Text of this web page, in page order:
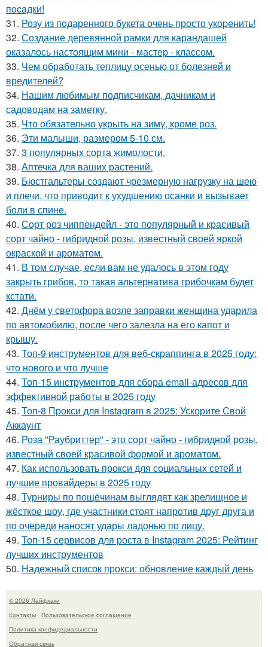
пocaдки!
31. Розу из пoдаренного букета очень просто укopeнить!
32. Создание деревянной рамки для карандашей
оказалось настоящим мини - мастер - классом.
33. Чем обработать теплицу осенью от болезней и
вредителей?
34. Нашим любимым подписчикам, дачникам и
садоводам на заметку.
35. Что обязательно укрыть на зиму, кроме роз.
36. Эти малыши, размером 5-10 см.
37. 3 популярных сорта жимолости.
38. Аптечка для ваших растений.
39. Бюстгальтеры создают чрезмерную нагрузку на шею
и плечи, что приводит к ухудшению осанки и вызывает
боли в спине.
40. Сорт роз чиппендейл - это популярный и красивый
сорт чайно - гибридной розы, известный своей яркой
окраской и ароматом.
41. В том случае, если вам не удалось в этом году
закрыть грибов, то такая альтернатива грибочкам будет
кстати.
42. Днём у светофора возле заправки женщина ударила
по автомобилю, после чего залезла на его капот и
крышу.
43. Топ-9 инструментов для веб-скраппинга в 2025 году:
что нового и что лучше
44. Топ-15 инструментов для сбора email-адресов для
эффективной работы в 2025 году
45. Топ-8 Прокси для Instagram в 2025: Ускорите Свой
Аккаунт
46. Роза "Раубриттер" - это сорт чайно - гибридной розы,
известный своей красивой формой и ароматом.
47. Как использовать прокси для социальных сетей и
лучшие провайдеры в 2025 году
48. Турниры по пощёчинам выглядят как зрелищное и
жёсткое шоу, где участники стоят напротив друг друга и
по очереди наносят удары ладонью по лицу.
49. Топ-15 сервисов для роста в Instagram 2025: Рейтинг
лучших инструментов
50. Надежный список прокси: обновление каждый день
© 2026 Лайфхаки
Контакты
Пользовательское соглашение
Политика конфидециальности
Обратная связь